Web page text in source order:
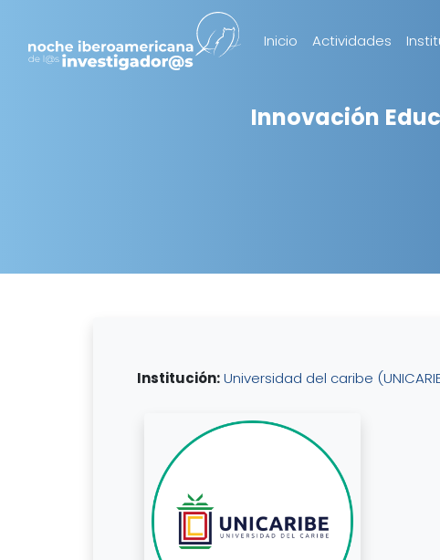
Inicio Actividades
Innovación
Institución:Universidad del caribe